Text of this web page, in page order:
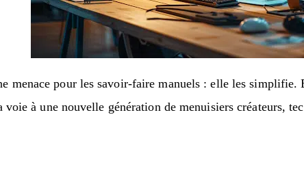
menace pour les savoir-faire manuels : elle les simplifie.
à une nouvelle génération de menuisiers créateurs,